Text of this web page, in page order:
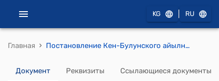
KG RU
Главная › Постановление Кен-Булунского айылного кенеша Кен-Булунского айылного аймака от 10 ноября 2025 № 44/XI-30 "О даче согласие предоставления земельного участка в муниципальную собственность"
Документ Реквизиты Ссылающиеся документы